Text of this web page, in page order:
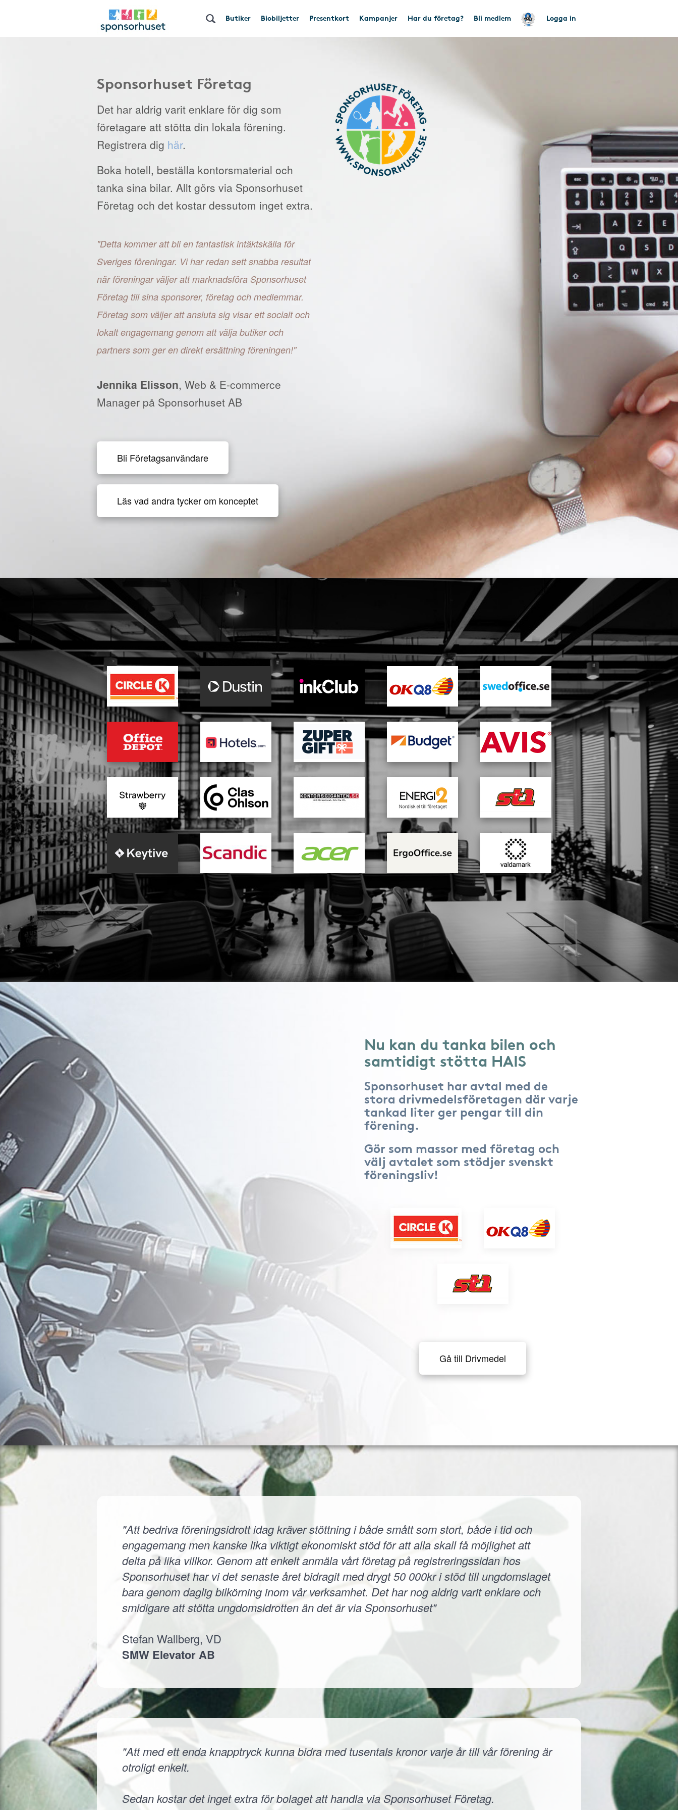
Butiker Biobiljetter Presentkort Kampanjer Har du företag? Bli medlem Logga in
Sponsorhuset Företag
Det har aldrig varit enklare för dig som
företagare att stötta din lokala förening.
Registrera dig här.
Boka hotell, beställa kontorsmaterial och
tanka sina bilar. Allt görs via Sponsorhuset
Företag och det kostar dessutom inget extra.
"Detta kommer att bli en fantastisk intäktskälla för
Sveriges föreningar. Vi har redan sett snabba resultat
när föreningar väljer att marknadsföra Sponsorhuset
Företag till sina sponsorer, företag och medlemmar.
Företag som väljer att ansluta sig visar ett socialt och
lokalt engagemang genom att välja butiker och
partners som ger en direkt ersättning föreningen!"
Jennika Elisson, Web & E-commerce
Manager på Sponsorhuset AB
Bli Företagsanvändare
Läs vad andra tycker om konceptet
Nu kan du tanka bilen och
samtidigt stötta HAIS
Sponsorhuset har avtal med de
stora drivmedelsföretagen där varje
tankad liter ger pengar till din
förening.
Gör som massor med företag och
välj avtalet som stödjer svenskt
föreningsliv!
Gå till Drivmedel
"Att bedriva föreningsidrott idag kräver stöttning i både smått som stort, både i tid och
engagemang men kanske lika viktigt ekonomiskt stöd för att alla skall få möjlighet att
delta på lika villkor. Genom att enkelt anmäla vårt företag på registreringssidan hos
Sponsorhuset har vi det senaste året bidragit med drygt 50 000kr i stöd till ungdomslaget
bara genom daglig bilkörning inom vår verksamhet. Det har nog aldrig varit enklare och
smidigare att stötta ungdomsidrotten än det är via Sponsorhuset"
Stefan Wallberg, VD
SMW Elevator AB
"Att med ett enda knapptryck kunna bidra med tusentals kronor varje år till vår förening är
otroligt enkelt.
Sedan kostar det inget extra för bolaget att handla via Sponsorhuset Företag.